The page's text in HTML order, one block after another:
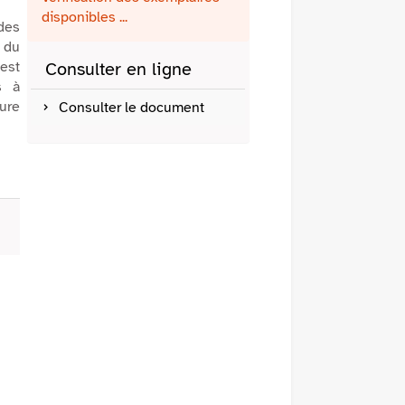
à
disponibles ...
Consulter en ligne
Consulter le document